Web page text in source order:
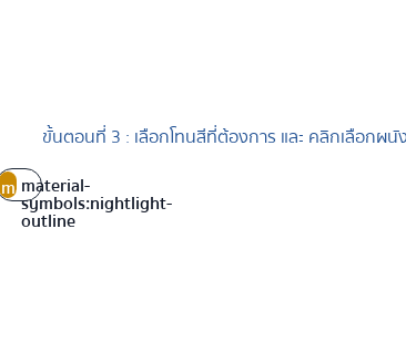
material-
symbols:sunny-
outline-
material-
symbols:nightlight-
outline
ขั้นตอนที่ 3 : เลือกโทนสีที่ต้องการ และ คลิกเลือกผ